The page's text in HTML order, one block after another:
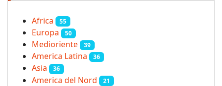
Africa 55
Europa 50
Medioriente 39
America Latina 36
Asia 36
America del Nord 21